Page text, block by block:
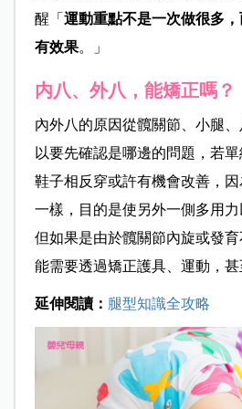
醒「 運動重點不是一次做很多
有效果。」
内八、外八，能矯正嗎？
內外八的原因從髖關節、小腿
以要先確認是哪邊的問題，若
鞋子相反穿或許有機會改善，
一樣，目的是使另外一側多用力
但如果是由於髖關節內旋或發
能需要透過矯正護具、運動，甚
延伸閱讀： 腿型知識全攻略